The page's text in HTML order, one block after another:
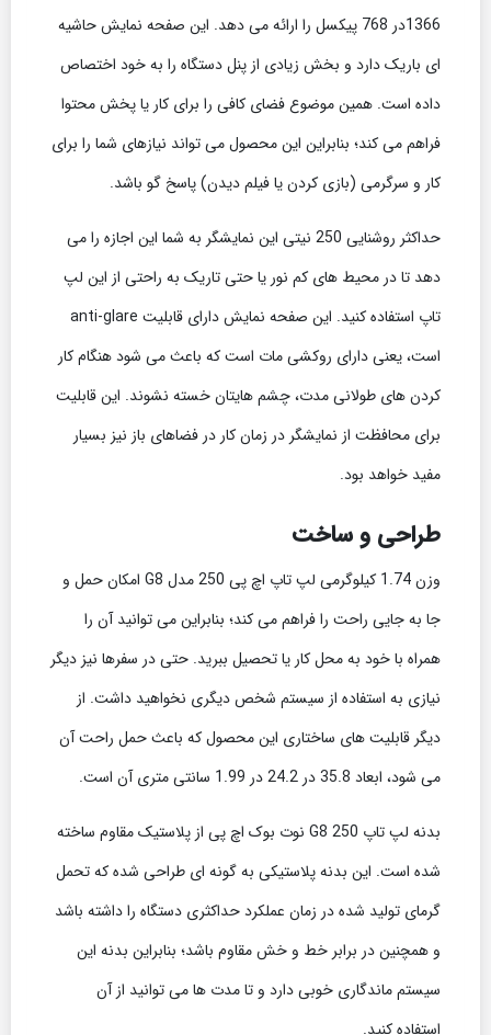
1366در 768 پیکسل را ارائه می دهد. این صفحه نمایش حاشیه
ای باریک دارد و بخش زیادی از پنل دستگاه را به خود اختصاص
داده است. همین موضوع فضای کافی را برای کار یا پخش محتوا
فراهم می کند؛ بنابراین این محصول می تواند نیازهای شما را برای
کار و سرگرمی (بازی کردن یا فیلم دیدن) پاسخ گو باشد.
حداکثر روشنایی 250 نیتی این نمایشگر به شما این اجازه را می
دهد تا در محیط های کم نور یا حتی تاریک به راحتی از این لپ
تاپ استفاده کنید. این صفحه نمایش دارای قابلیت anti-glare
است، یعنی دارای روکشی مات است که باعث می شود هنگام کار
کردن های طولانی مدت، چشم هایتان خسته نشوند. این قابلیت
برای محافظت از نمایشگر در زمان کار در فضاهای باز نیز بسیار
مفید خواهد بود.
طراحی و ساخت
وزن 1.74 کیلوگرمی لپ تاپ اچ پی 250 مدل G8 امکان حمل و
جا به جایی راحت را فراهم می کند؛ بنابراین می توانید آن را
همراه با خود به محل کار یا تحصیل ببرید. حتی در سفرها نیز دیگر
نیازی به استفاده از سیستم شخص دیگری نخواهید داشت. از
دیگر قابلیت های ساختاری این محصول که باعث حمل راحت آن
می شود، ابعاد 35.8 در 24.2 در 1.99 سانتی متری آن است.
بدنه لپ تاپ 250 G8 نوت بوک اچ پی از پلاستیک مقاوم ساخته
شده است. این بدنه پلاستیکی به گونه ای طراحی شده که تحمل
گرمای تولید شده در زمان عملکرد حداکثری دستگاه را داشته باشد
و همچنین در برابر خط و خش مقاوم باشد؛ بنابراین بدنه این
سیستم ماندگاری خوبی دارد و تا مدت ها می توانید از آن
استفاده کنید.